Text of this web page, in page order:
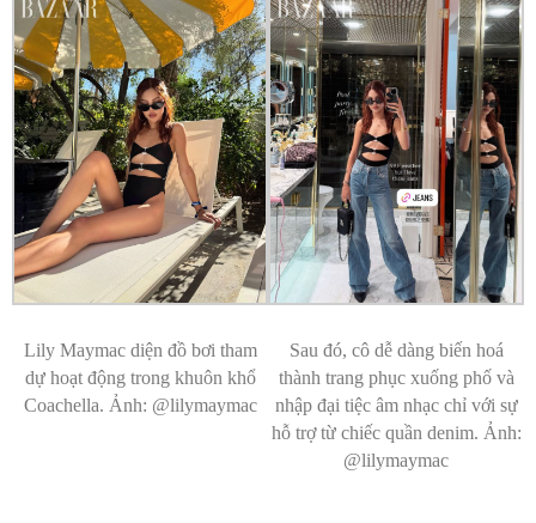
Lily Maymac diện đồ bơi tham
dự hoạt động trong khuôn khổ
Coachella. Ảnh: @lilymaymac
Sau đó, cô dễ dàng biến hoá
thành trang phục xuống phố và
nhập đại tiệc âm nhạc chỉ với sự
hỗ trợ từ chiếc quần denim. Ảnh:
@lilymaymac